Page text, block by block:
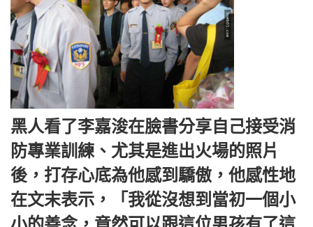
黑人看了李嘉浚在臉書分享自己接受消
防專業訓練、尤其是進出火場的照片
後，打存心底為他感到驕傲，他感性地
在文末表示，「我從沒想到當初一個小